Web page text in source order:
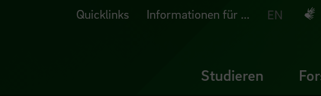
Quicklinks Informationen für ... EN
Studieren